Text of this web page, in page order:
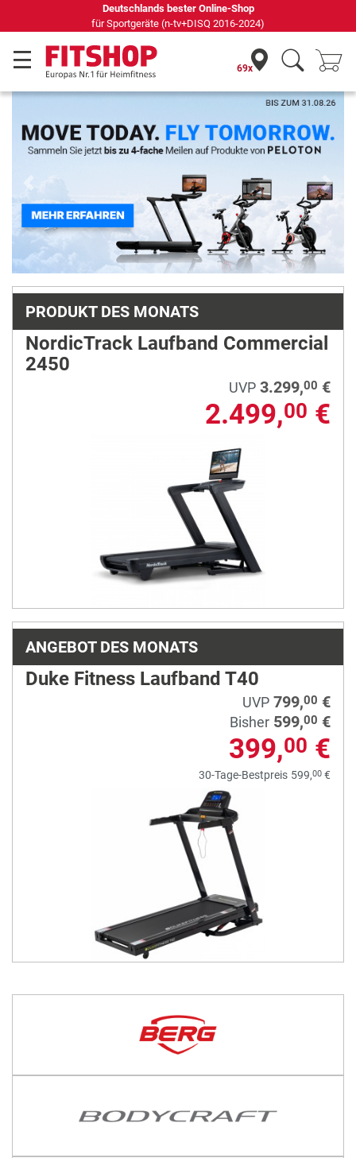
69 Fachmärkte vor Ort mit 75 eigenen Servicetechnikern
69x
Previous Next
PRODUKT DES MONATS
NordicTrack Laufband Commercial
2450
UVP 3.299,00 €
2.499,00 €
ANGEBOT DES MONATS
Duke Fitness Laufband T40
UVP 799,00 €
Bisher 599,00 €
399,00 €
30-Tage-Bestpreis 599,00 €